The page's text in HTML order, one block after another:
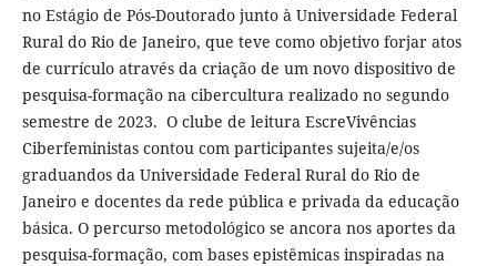
no Estágio de Pós-Doutorado junto à Universidade Federal
Rural do Rio de Janeiro, que teve como objetivo forjar atos
de currículo através da criação de um novo dispositivo de
pesquisa-formação na cibercultura realizado no segundo
semestre de 2023. O clube de leitura EscreVivências
Ciberfeministas contou com participantes sujeita/e/os
graduandos da Universidade Federal Rural do Rio de
Janeiro e docentes da rede pública e privada da educação
básica. O percurso metodológico se ancora nos aportes da
pesquisa-formação, com bases epistêmicas inspiradas na